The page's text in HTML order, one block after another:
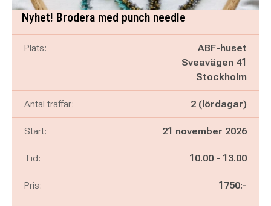
Nyhet! Brodera med punch needle
Plats:
ABF-huset
Sveavägen 41
Stockholm
Antal träffar: 2 (lördagar)
Start: 21 november 2026
Tid: Pågår mellan
10.00 - och
13.00
Pris: 1750:-